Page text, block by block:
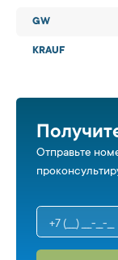
GW
KRAUF
Отправьте